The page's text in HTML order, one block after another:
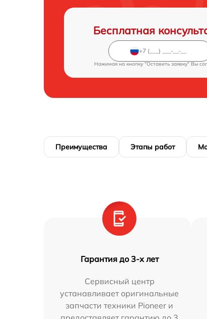
Бесплатная
Нажимая на кнопку "Оставить заявку" Вы
Преимущества Этапы работ
Гарантия до 3-х лет
Сервисный центр
устанавливает оригинальные
запчасти техники Pioneer и